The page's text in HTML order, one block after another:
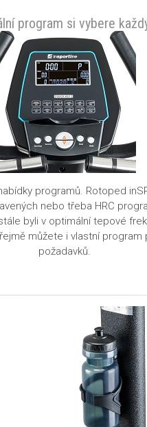
program si vybere
programů. Rotoped
nebo třeba HRC
byli v optimální tepové
můžete ivlastní program
požadavků.